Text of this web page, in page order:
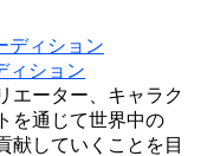
ィション
エーター、キャラク
を通じて世界中の
献していくことを目